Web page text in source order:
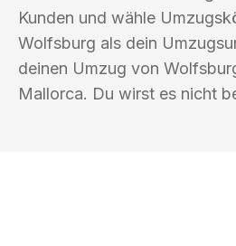
Kunden und wähle
Wolfsburg als dein
deinen Umzug von
Mallorca. Du wirst es nicht